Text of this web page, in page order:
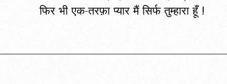
फिर भी एक-तरफ़ा प्यार मैं सिर्फ तुम्हारा हूँ !